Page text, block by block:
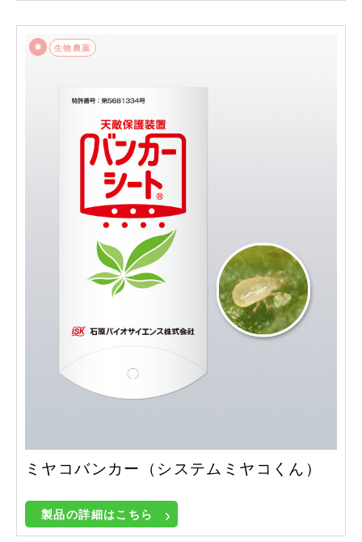
生物農薬
ミヤコバンカー（システムミヤコくん）
製品の詳細はこちら